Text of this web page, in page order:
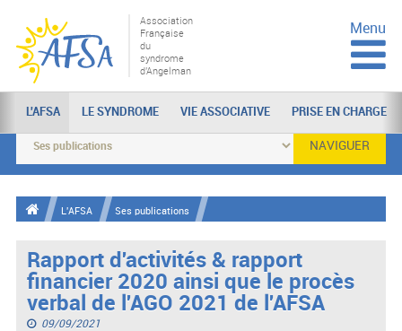
Association
Française
du
syndrome
d'Angelman
Menu
L'AFSA LE SYNDROME VIE ASSOCIATIVE PRISE EN CHARGE
NAVIGUER
L'AFSA Ses publications
Rapport d'activités & rapport
financier 2020 ainsi que le procès
verbal de l'AGO 2021 de l'AFSA
09/09/2021